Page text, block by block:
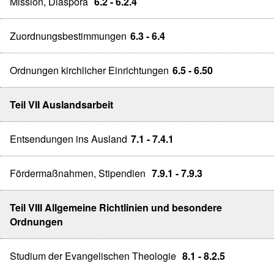
Zuordnungsbestimmungen 6.3 - 6.4
Ordnungen kirchlicher Einrichtungen 6.5 - 6.50
Teil VII Auslandsarbeit
Entsendungen ins Ausland 7.1 - 7.4.1
Fördermaßnahmen, Stipendien 7.9.1 - 7.9.3
Teil VIII Allgemeine Richtlinien und besondere
Ordnungen
Studium der Evangelischen Theologie 8.1 - 8.2.5